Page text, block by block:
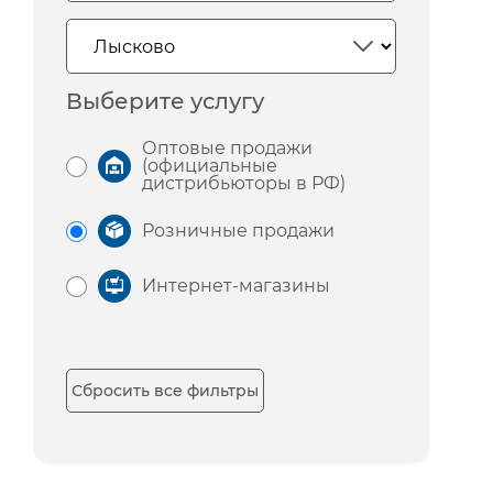
Выберите услугу
Оптовые продажи
(официальные
дистрибьюторы в РФ)
Розничные продажи
Интернет-магазины
Сбросить все фильтры